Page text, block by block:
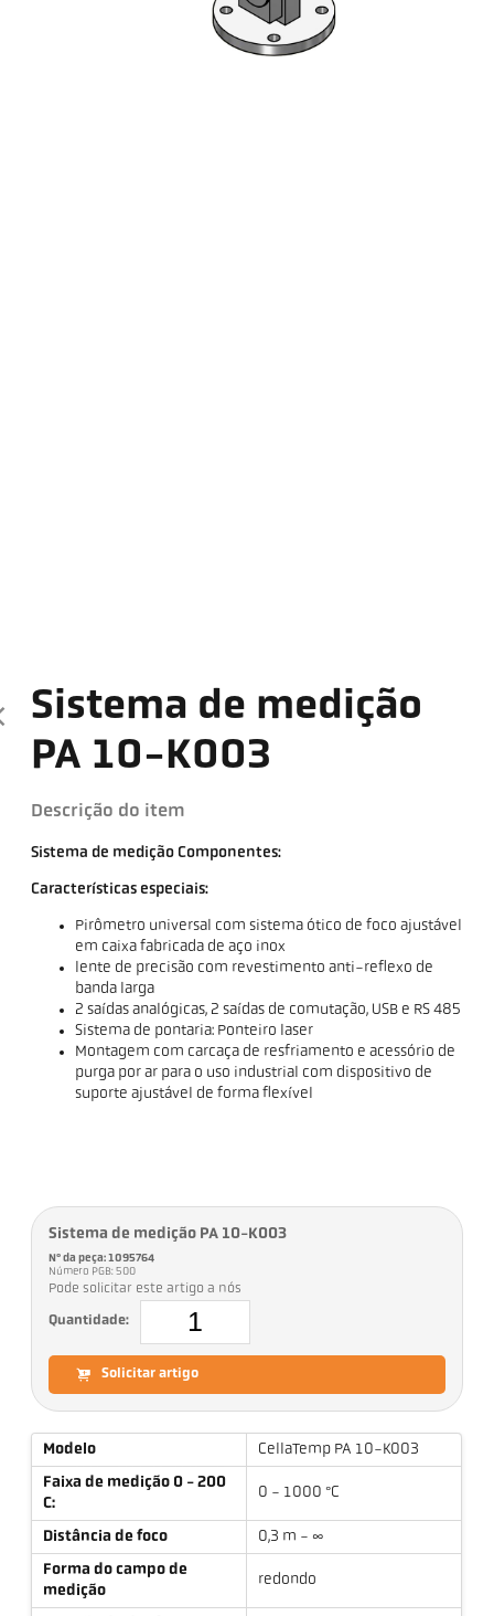
Sistema de medição
PA 10-K003
Descrição do item
Sistema de medição Componentes:
Características especiais:
Pirômetro universal com sistema ótico de foco ajustável
em caixa fabricada de aço inox
lente de precisão com revestimento anti-reflexo de
banda larga
2 saídas analógicas, 2 saídas de comutação, USB e RS 485
Sistema de pontaria: Ponteiro laser
Montagem com carcaça de resfriamento e acessório de
purga por ar para o uso industrial com dispositivo de
suporte ajustável de forma flexível
Sistema de medição PA 10-K003
Nº da peça: 1095764
Número PGB: 500
Pode solicitar este artigo a nós
Quantidade:
Solicitar artigo
Modelo
CellaTemp PA 10-K003
Faixa de medição 0 - 200
C:
0 - 1000 °C
Distância de foco
0,3 m - ∞
Forma do campo de
medição
redondo